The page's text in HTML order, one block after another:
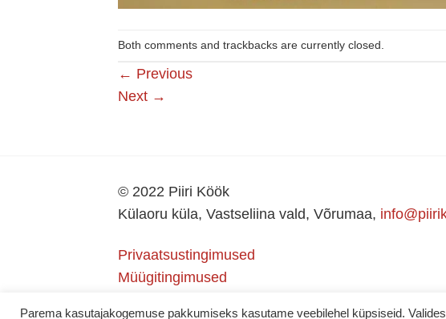
Both comments and trackbacks are currently closed.
← Previous
Next →
© 2022 Piiri Köök
Külaoru küla, Vastseliina vald, Võrumaa,
Privaatsustingimused
Müügitingimused
Parema kasutajakogemuse pakkumiseks kasutame veebilehel küpsiseid.